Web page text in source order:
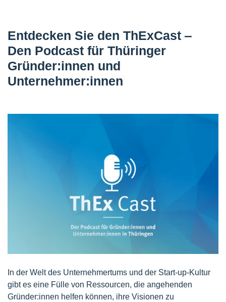
Entdecken Sie den ThExCast ‒
Den Podcast für Thüringer
Gründer:innen und
Unternehmer:innen
In der Welt des Unternehmertums und der Start-up-Kultur
gibt es eine Fülle von Ressourcen, die angehenden
Gründer:innen helfen können, ihre Visionen zu